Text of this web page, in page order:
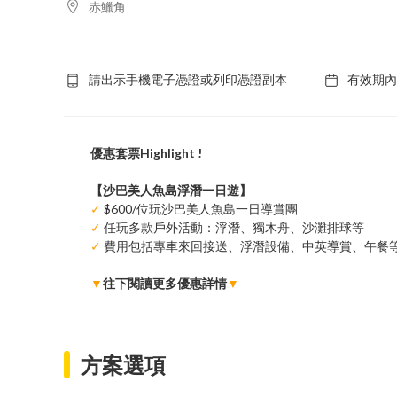
赤鱲角
請出示手機電子憑證或列印憑證副本 有效期
優惠套票Highlight !
【沙巴美人魚島浮潛一日遊】
✓ $600/位玩沙巴美人魚島一日導賞團
✓ 任玩多款戶外活動：浮潛、獨木舟、沙灘排球等
✓ 費用包括專車來回接送、浮潛設備、中英導賞、午餐
▼往下閱讀更多優惠詳情▼
方案選項